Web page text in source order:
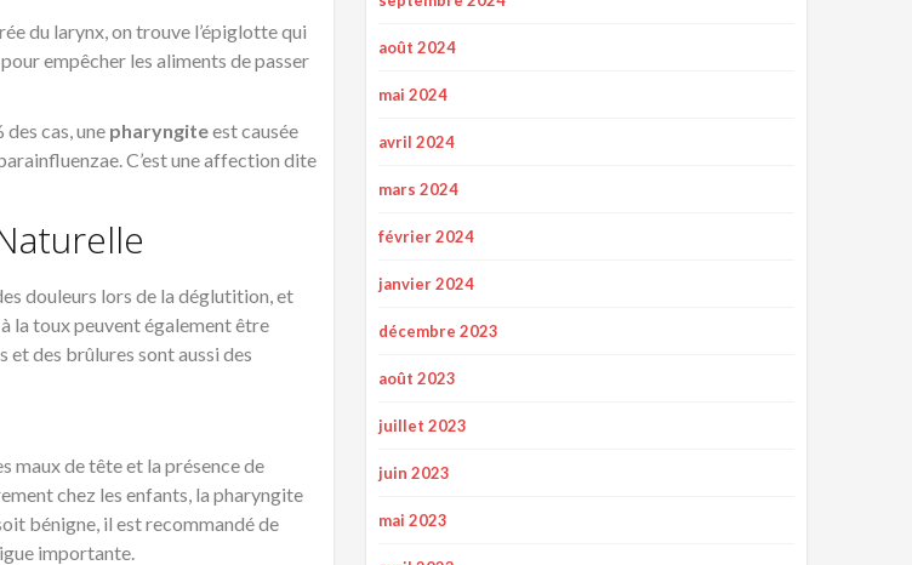
du larynx, on trouve l’épiglotte qui
empêcher les aliments de passer
cas, une pharyngiteest causée
C’est une affection dite
douleurs lors de la déglutition, et
la toux peuvent également être
et des brûlures sont aussi des
maux de tête et la présence de
chez les enfants, la pharyngite
bénigne, il est recommandé de
importante.
août 2024
mai 2024
avril 2024
mars 2024
février 2024
janvier 2024
décembre 2023
août 2023
juillet 2023
juin 2023
mai 2023